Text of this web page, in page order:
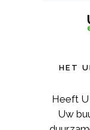
HET
Heeft
Uw